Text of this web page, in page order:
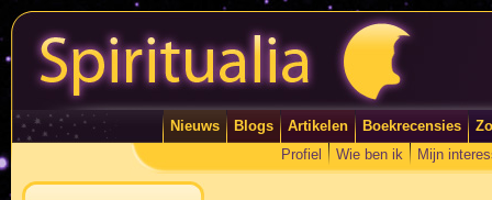
Nieuws Blogs Artikelen Boekrecensies
Profiel
Wie ben ik Mijn